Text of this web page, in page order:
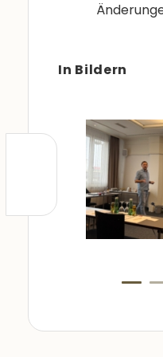
In Bildern